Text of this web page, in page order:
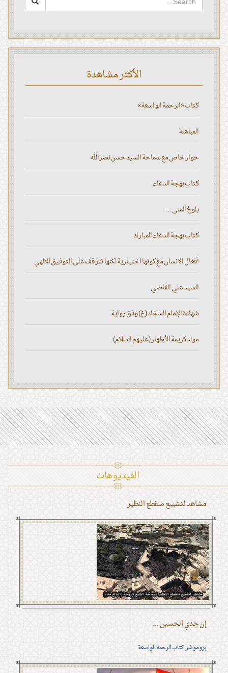
الأكثر مشاهدة
كتاب «الرحمة الواسعة»
المباهلة
حوار خاص مع سماحة السيد حسن نصر الله
كتاب بهجة الدعاء
بلوغ المنى ...
كتاب بهجة الدعاء المبارك
أفعال الانسان مع كونها اختيارية لكنها تتوقف على التوفيق الالهي
السيد علي القاضي
شهادة الإمام السجّاد (ع) وفق رواية
مولد كريمة الأطهار (عليهم السلام)
الفیدیوهات
مشاهد لتشييع منقطع النظير
إن جدي الحسين ...
بروموشن كتاب الرحمة الواسعة